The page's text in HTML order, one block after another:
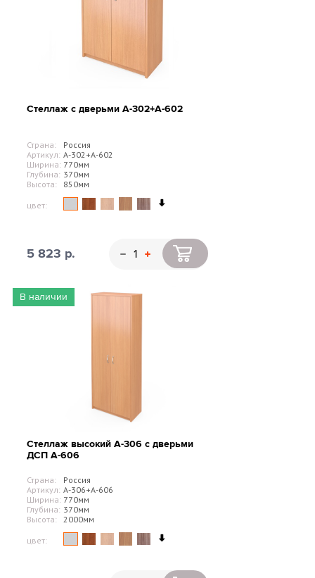
Стеллаж с дверьми А-302+А-602
Страна:
Россия
Артикул: А-302+А-602
Ширина: 770мм
Глубина: 370мм
Высота:
850мм
цвет:
5 823 р.
В наличии
Стеллаж высокий А-306 с дверьми
ДСП А-606
Страна:
Россия
Артикул: А-306+А-606
Ширина: 770мм
Глубина: 370мм
Высота:
2000мм
цвет: